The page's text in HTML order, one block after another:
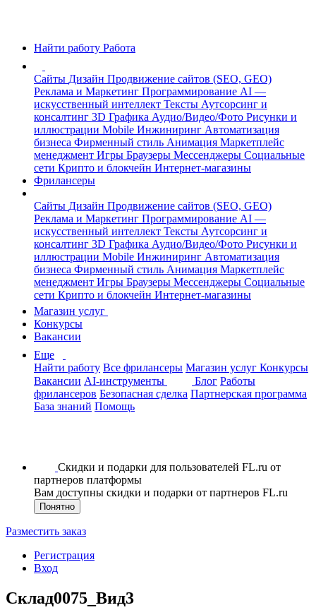
Найти работу Работа
Сайты Дизайн Продвижение сайтов (SEO, GEO)
Реклама и Маркетинг Программирование AI —
искусственный интеллект Тексты Аутсорсинг и
консалтинг 3D Графика Аудио/Видео/Фото Рисунки и
иллюстрации Mobile Инжиниринг Автоматизация
бизнеса Фирменный стиль Анимация Маркетплейс
менеджмент Игры Браузеры Мессенджеры Социальные
сети Крипто и блокчейн Интернет-магазины
Фрилансеры
Сайты Дизайн Продвижение сайтов (SEO, GEO)
Реклама и Маркетинг Программирование AI —
искусственный интеллект Тексты Аутсорсинг и
консалтинг 3D Графика Аудио/Видео/Фото Рисунки и
иллюстрации Mobile Инжиниринг Автоматизация
бизнеса Фирменный стиль Анимация Маркетплейс
менеджмент Игры Браузеры Мессенджеры Социальные
сети Крипто и блокчейн Интернет-магазины
Магазин услуг
Конкурсы
Вакансии
Еще
Найти работу Все фрилансеры Магазин услуг Конкурсы
Вакансии AI-инструменты Блог Работы
фрилансеров Безопасная сделка Партнерская программа
База знаний Помощь
Скидки и подарки для пользователей FL.ru от
партнеров платформы
Вам доступны скидки и подарки от партнеров FL.ru
Понятно
Разместить заказ
Регистрация
Вход
Склад0075_Вид3